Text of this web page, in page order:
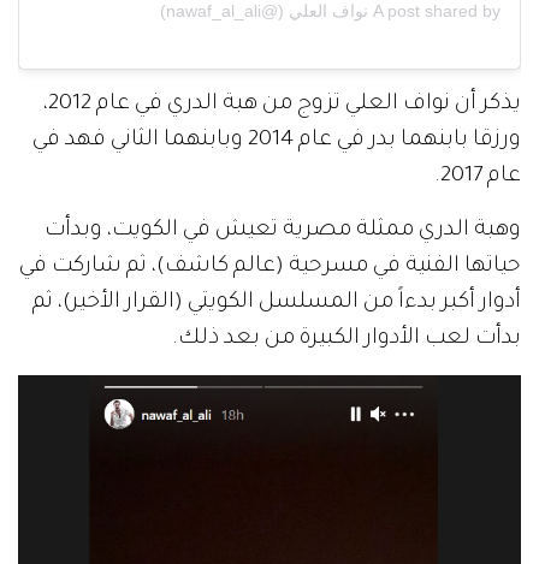
A post shared by نواف العلي (@nawaf_al_ali)
يذكر أن نواف العلي تزوج من هبة الدري في عام 2012،
ورزقا بابنهما بدر في عام 2014 وبابنهما الثاني فهد في
عام 2017.
وهبة الدري ممثلة مصرية تعيش في الكويت، وبدأت
حياتها الفنية في مسرحية (عالم كاشف)، ثم شاركت في
أدوار أكبر بدءاً من المسلسل الكويتي (القرار الأخير)، ثم
بدأت لعب الأدوار الكبيرة من بعد ذلك.